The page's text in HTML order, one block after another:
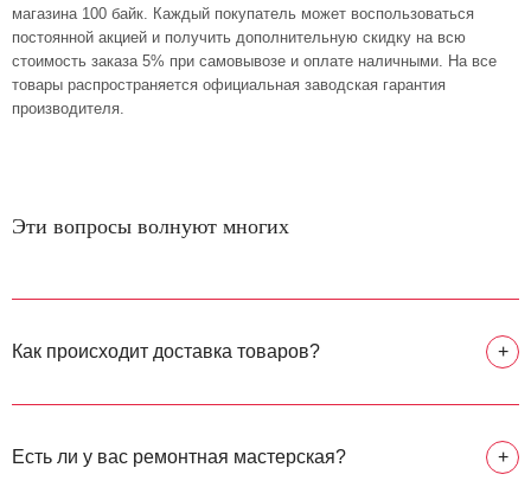
магазина 100 байк. Каждый покупатель может воспользоваться
постоянной акцией и получить дополнительную скидку на всю
стоимость заказа 5% при самовывозе и оплате наличными. На все
товары распространяется официальная заводская гарантия
производителя.
Эти вопросы волнуют многих
Как происходит доставка товаров? +
Есть ли у вас ремонтная мастерская? +